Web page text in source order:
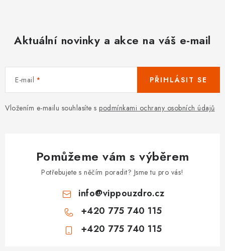
Aktuální novinky a akce na váš e-mail
E-mail
Vložením e-mailu souhlasíte s podmínkami ochrany osobních údajů
PŘIHLÁSIT SE
Pomůžeme vám s výběrem
Potřebujete s něčím poradit? Jsme tu pro vás!
info@vippouzdro.cz
+420 775 740 115
+420 775 740 115